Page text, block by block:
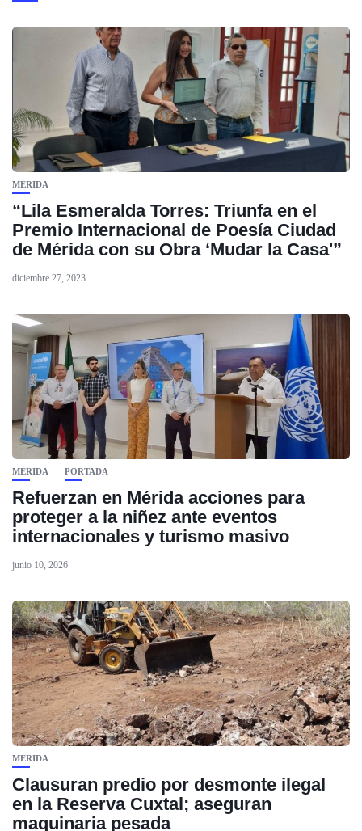
MÉRIDA
“Lila Esmeralda Torres: Triunfa en el
Premio Internacional de Poesía Ciudad
de Mérida con su Obra ‘Mudar la Casa'”
diciembre 27, 2023
MÉRIDA PORTADA
Refuerzan en Mérida acciones para
proteger a la niñez ante eventos
internacionales y turismo masivo
junio 10, 2026
MÉRIDA
Clausuran predio por desmonte ilegal
en la Reserva Cuxtal; aseguran
maquinaria pesada